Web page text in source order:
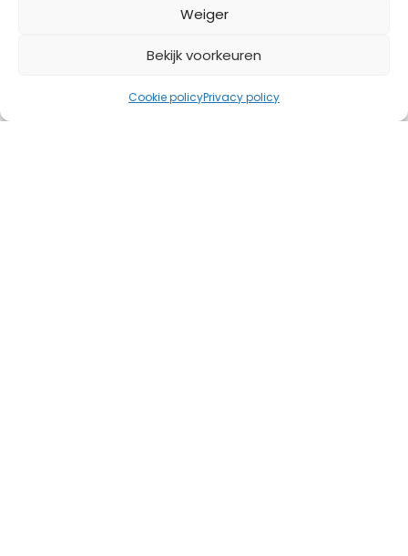
Weiger
Bekijk voorkeuren
Cookie policyPrivacy policy